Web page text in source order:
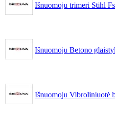
Išnuomoju trimeri Stihl
Išnuomoju Betono
Išnuomoju Vibroliniuotė